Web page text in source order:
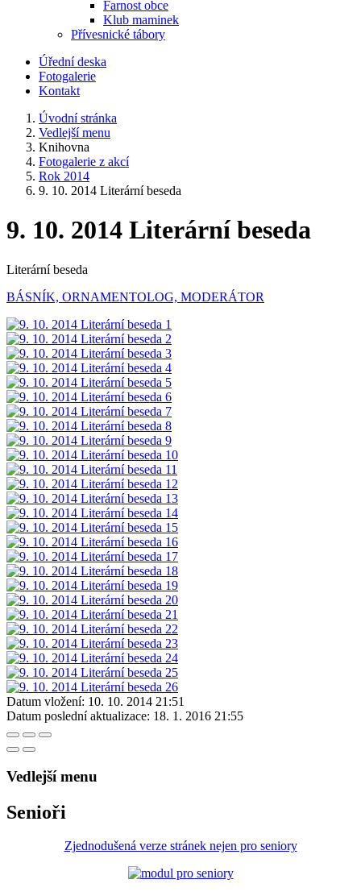
Farnost obce
Klub maminek
Přívesnické tábory
Úřední deska
Fotogalerie
Kontakt
Úvodní stránka
Vedlejší menu
Knihovna
Fotogalerie z akcí
Rok 2014
9. 10. 2014 Literární beseda
9. 10. 2014 Literární beseda
Literární beseda
BÁSNÍK, ORNAMENTOLOG, MODERÁTOR
Datum vložení: 10. 10. 2014 21:51
Datum poslední aktualizace: 18. 1. 2016 21:55
Vedlejší menu
Senioři
Zjednodušená verze stránek nejen pro seniory